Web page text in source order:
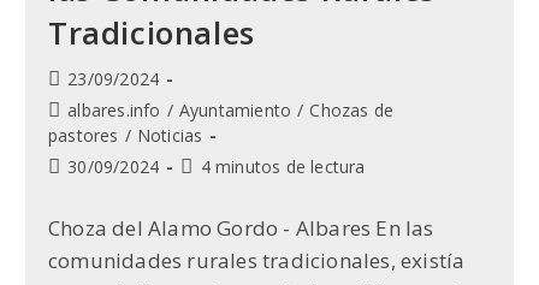
Tradicionales
Publicación
de
la
entrada:
23/09/2024
Categoría
de
la
albares.info / Ayuntamiento / Chozas de
pastores / Noticias
Última
de
la
entrada:
30/09/2024
Tiempo
lectura:
4 minutos de lectura
Choza del Alamo Gordo - Albares En las
comunidades rurales tradicionales, existía